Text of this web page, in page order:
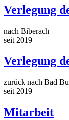
Verlegung
nach Biberach
seit 2019
Verlegung
zurück nach Bad
seit 2019
Mitarbeit